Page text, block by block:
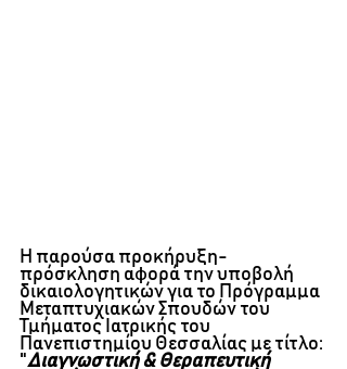
Η παρούσα προκήρυξη-
πρόσκληση αφορά την υποβολή
δικαιολογητικώνγια το Πρόγραμμα
Μεταπτυχιακών Σπουδών του
Τμήματος Ιατρικής του
Πανεπιστημίου Θεσσαλίας με τίτλο:
"Διαγνωστική & Θεραπευτική